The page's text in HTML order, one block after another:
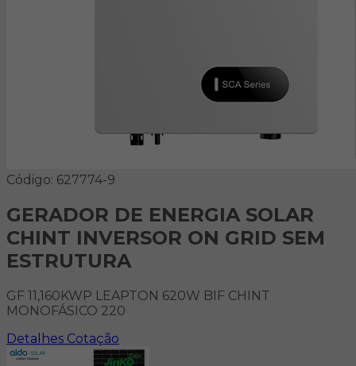
Código: 627774-9
GERADOR DE ENERGIA SOLAR
CHINT INVERSOR ON GRID SEM
ESTRUTURA
GF 11,160KWP LEAPTON 620W BIF CHINT
MONOFÁSICO 220
Detalhes Cotação